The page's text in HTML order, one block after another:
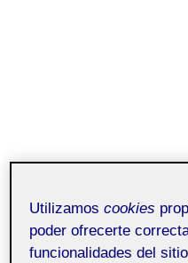
Utilizamoscookies
poder ofrecerte
funcionalidades del